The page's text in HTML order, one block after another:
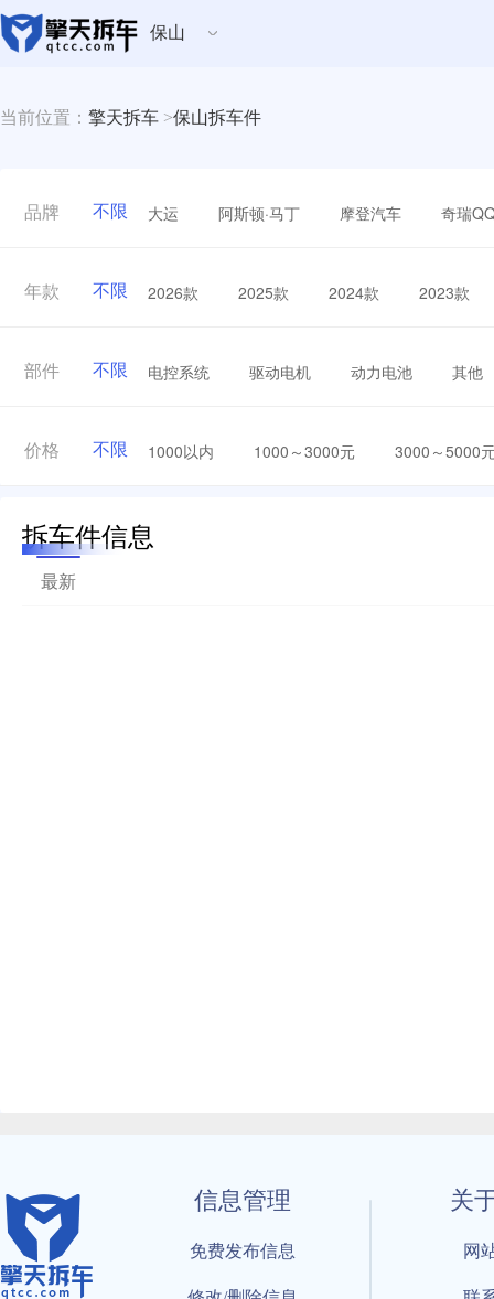
保山
当前位置： 擎天拆车 >保山拆车件
品牌 不限 大运 阿斯顿·马丁 摩登汽车 奇瑞
年款 不限 2026款 2025款 2024款 2023款
部件 不限 电控系统 驱动电机 动力电池 其他
价格 不限 1000以内 1000～3000元 3000～5000
拆车件信息
最新
信息管理
免费发布信息
关
网